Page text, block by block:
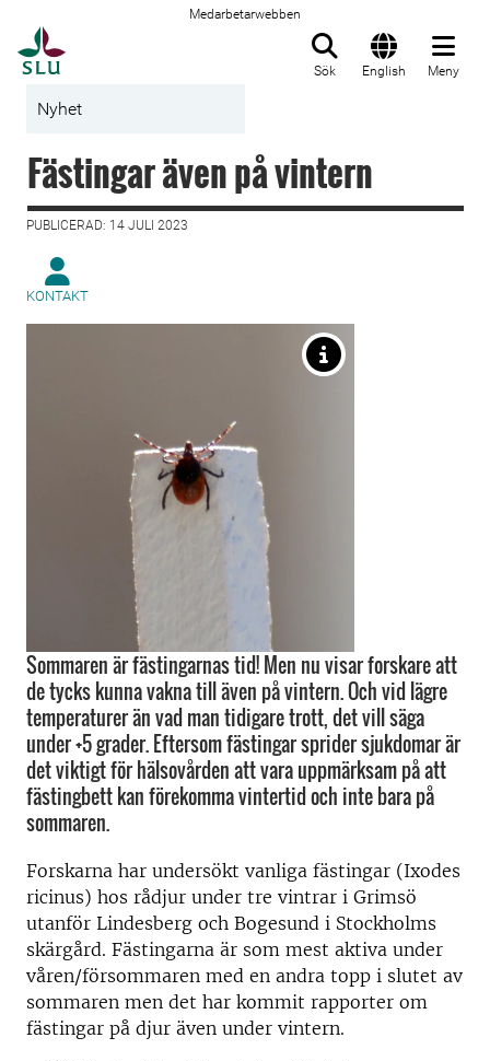
Medarbetarwebben
Sök English Meny
Nyhet
Fästingar även på vintern
PUBLICERAD: 14 JULI 2023
KONTAKT
Sommaren är fästingarnas tid! Men nu visar forskare att
de tycks kunna vakna till även på vintern. Och vid lägre
temperaturer än vad man tidigare trott, det vill säga
under +5 grader. Eftersom fästingar sprider sjukdomar är
det viktigt för hälsovården att vara uppmärksam på att
fästingbett kan förekomma vintertid och inte bara på
sommaren.
Forskarna har undersökt vanliga fästingar (Ixodes
ricinus) hos rådjur under tre vintrar i Grimsö
utanför Lindesberg och Bogesund i Stockholms
skärgård. Fästingarna är som mest aktiva under
våren/försommaren med en andra topp i slutet av
sommaren men det har kommit rapporter om
fästingar på djur även under vintern.